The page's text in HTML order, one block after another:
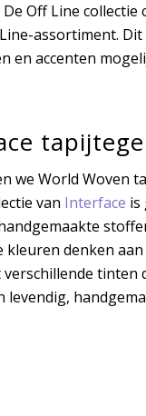
Off Line
assortiment.
en accenten
we World Woven
van Interface is
kleuren denken
tinten
levendig,